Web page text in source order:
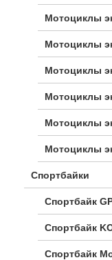
Мотоциклы
Мотоциклы
Мотоциклы
Мотоциклы
Мотоциклы
Мотоциклы
Спортбайки
Спортбайк
Спортбайк
Спортбайк